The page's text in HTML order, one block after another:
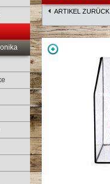
ARTIKEL ZURÜCK